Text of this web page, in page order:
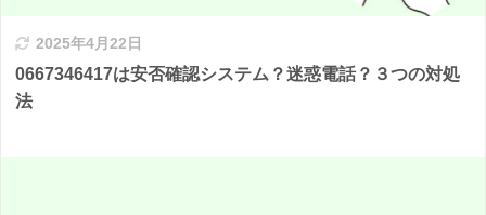
2025年4月22日
0667346417は安否確認システム？迷惑電話？３つの対処
法